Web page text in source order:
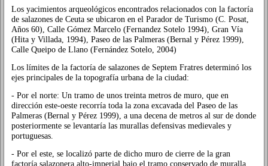
Los yacimientos arqueológicos encontrados relacionados con la factoría
de salazones de Ceuta se ubicaron en el Parador de Turismo (C. Posat,
Años 60), Calle Gómez Marcelo (Fernandez Sotelo 1994), Gran Vía
(Hita y Villada, 1994), Paseo de las Palmeras (Bernal y Pérez 1999),
Calle Queipo de Llano (Fernández Sotelo, 2004)
Los límites de la factoría de salazones de Septem Fratres determinó los
ejes principales de la topografía urbana de la ciudad:
- Por el norte: Un tramo de unos treinta metros de muro, que en
dirección este-oeste recorría toda la zona excavada del Paseo de las
Palmeras (Bernal y Pérez 1999), a una decena de metros al sur de donde
posteriormente se levantaría las murallas defensivas medievales y
portuguesas.
- Por el este, se localizó parte de dicho muro de cierre de la gran
factoría salazonera alto-imperial bajo el tramo conservado de muralla